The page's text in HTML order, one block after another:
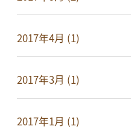
2017年4月 (1)
2017年3月 (1)
2017年1月 (1)